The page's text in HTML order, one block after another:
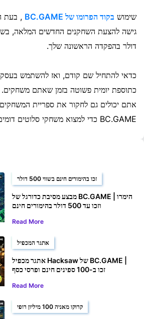
שימוש בקוד הפרומו של BC.GAME
, בעת
דולר בהפקדה הראשונה שלך.
כדאי להתחיל שם קודם, ואז להשתמש בעסקת
כתוספת יומית פשוטה בזמן שאתם משחקים.
אתם יכולים גם לחקור את ספריית
BC.GAME כדי למצוא משחקי סלוטים דומים ומבצעים מתמשכים.
זכו בהימורים חינם בשווי 500 דולר
מבצע מסיבת כדורגל של BC.GAME | הימרו
וזכו עד 500 דולר בהימורים חינם
Read More
אתגר המכפיל
אתגר מכפיל Hacksaw של BC.GAME |
זכו ב-100 ספינים חינם ופרסי כסף
Read More
קרוקו מאניה 100 מיליון רופי